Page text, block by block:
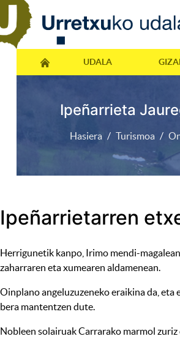
UDALA
Ipeñarrieta
Hasiera Turismoa
Ipeñarrietarren
Herrigunetik kanpo, Irimo mendi-
zaharraren eta xumearen aldamenean.
Oinplano angeluzuzeneko eraikina da,
bera mantentzen dute.
Nobleen solairuak Carrarako marmol